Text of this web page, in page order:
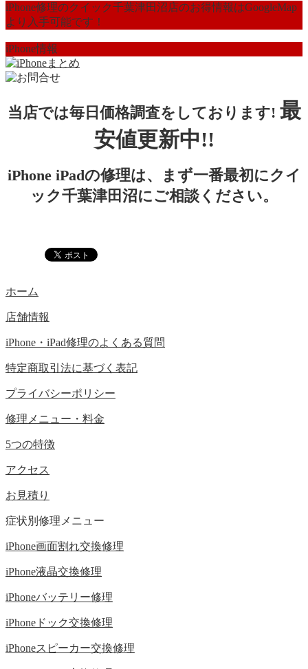
iPhone修理のクイック千葉津田沼店のお得情報はGoogleMap
より入手可能です！
iPhone情報
当店では毎日価格調査をしております! 最
安値更新中!!
iPhone iPadの修理は、まず一番最初にクイ
ック千葉津田沼にご相談ください。
ホーム
店舗情報
iPhone・iPad修理のよくある質問
特定商取引法に基づく表記
プライバシーポリシー
修理メニュー・料金
5つの特徴
アクセス
お見積り
症状別修理メニュー
iPhone画面割れ交換修理
iPhone液晶交換修理
iPhoneバッテリー修理
iPhoneドック交換修理
iPhoneスピーカー交換修理